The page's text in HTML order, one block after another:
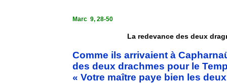
Marc 9, 28-50
La redevance des deux
Comme ils arrivaient à
des deux drachmes pour le
« Votre maître paye bien les